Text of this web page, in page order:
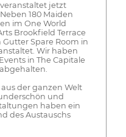
jetzt
180 Maiden
im One World
Brookfield Terrace
Spare Room in
Wir haben
in The Capitale
der ganzen Welt
und
haben ein
des Austauschs